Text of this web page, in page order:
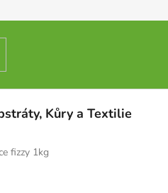
Kůry a Textilie
fizzy 1kg